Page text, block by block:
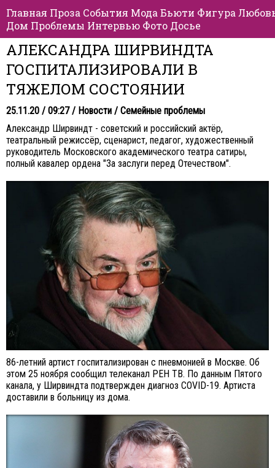
Главная Проза События Мода Бьюти Фигура
Дом Проблемы Интервью Фото Досье
АЛЕКСАНДРА ШИРВИНДТА
ГОСПИТАЛИЗИРОВАЛИ В
ТЯЖЕЛОМ СОСТОЯНИИ
25.11.20 / 09:27 / Новости / Семейные проблемы
Александр Ширвиндт - советский и российский актёр,
театральный режиссёр, сценарист, педагог, художественный
руководитель Московского академического театра сатиры,
полный кавалер ордена "За заслуги перед Отечеством".
86-летний артист госпитализирован с пневмонией в Москве. Об
этом 25 ноября сообщил телеканал РЕН ТВ. По данным Пятого
канала, у Ширвиндта подтвержден диагноз COVID-19. Артиста
доставили в больницу из дома.